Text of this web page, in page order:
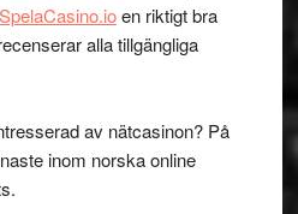
SpelaCasino.ioen riktigt bra
alla tillgängliga
av nätcasinon? På
inom norska online